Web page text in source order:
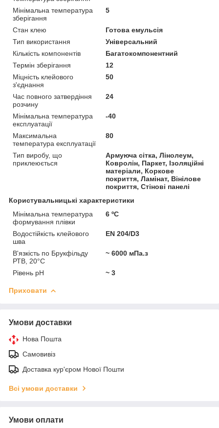
Мінімальна температура
зберігання
5
Стан клею
Готова емульсія
Тип використання
Універсальний
Кількість компонентів
Багатокомпонентний
Термін зберігання
12
Міцність клейового
з'єднання
50
Час повного затвердіння
розчину
24
Мінімальна температура
експлуатації
-40
Максимальна
температура експлуатації
80
Тип виробу, що
приклеюється
Армуюча сітка, Лінолеум,
Ковролін, Паркет, Ізоляційні
матеріали, Коркове
покриття, Ламінат, Вінілове
покриття, Стінові панелі
Користувальницькі характеристики
Мінімальна температура
формування плівки
6 ºC
Водостійкість клейового
шва
EN 204/D3
В'язкість по Брукфільду
РТВ, 20°C
~ 6000 мПа.з
Рівень pH ~ 3
Приховати
Умови доставки
Нова Пошта
Самовивіз
Доставка кур'єром Нової Пошти
Всі умови доставки
Умови оплати